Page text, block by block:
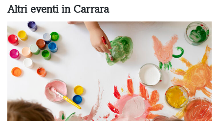
Altri eventi in Carrara